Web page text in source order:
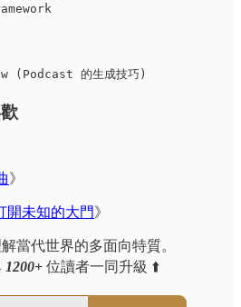
(Podcast 的生成技巧)
》
開未知的大門》
當代世界的多面向特質。
1200+ 位讀者一同升級 ⬆️